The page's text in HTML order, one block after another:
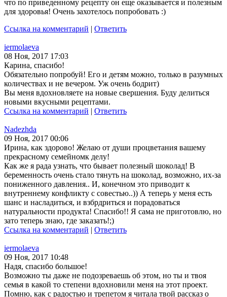
что по приведенному рецепту он еще оказывается и полезным
для здоровья! Очень захотелось попробовать :)
Ссылка на комментарий | Ответить
iermolaeva
08 Ноя, 2017 17:03
Карина, спасибо!
Обязательно попробуй! Его и детям можно, только в разумных
количествах и не вечером. Уж очень бодрит)
Вы меня вдохновляете на новые свершения. Буду делиться
новыми вкусными рецептами.
Ссылка на комментарий | Ответить
Nadezhda
09 Ноя, 2017 00:06
Ирина, как здорово! Желаю от души процветания вашему
прекрасному семейномк делу!
Как же я рада узнать, что бывает полезный шоколад! В
беременность очень стало тянуть на шоколад, возможно, их-за
пониженного давления.. И, конечном это приводит к
внутреннему конфликту с совестью..)) А теперь у меня есть
шанс и насладиться, и взбрдриться и порадоваться
натуральности продукта! Спасибо!! Я сама не приготовлю, но
зато теперь знаю, где заказать!;)
Ссылка на комментарий | Ответить
iermolaeva
09 Ноя, 2017 10:48
Надя, спасибо большое!
Возможно ты даже не подозреваешь об этом, но ты и твоя
семья в какой то степени вдохновили меня на этот проект.
Помню, как с радостью и трепетом я читала твой рассказ о